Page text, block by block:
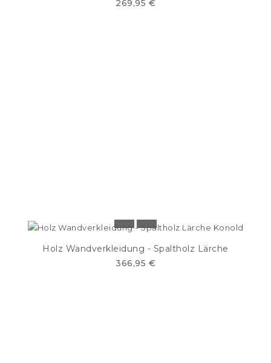
269,95 €
Holz Wandverkleidung - Spaltholz Lärche
366,95 €